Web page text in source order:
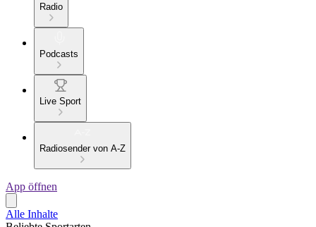
Radio
Podcasts
Live Sport
Radiosender von A-Z
App öffnen
Alle Inhalte